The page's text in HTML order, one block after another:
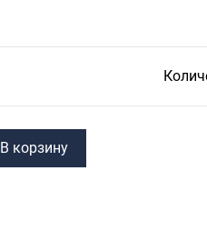
В корзину